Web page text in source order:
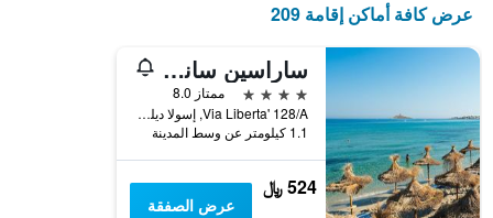
عرض كافة أماكن إقامة 209
ساراسين ساندز هوتل آند كونغريس سنتر
4 نجوم
ممتاز 8.0
Via Liberta' 128/A, إسولا ديلي فيمين, صقلية, إيطاليا
1.1 كيلومتر عن وسط المدينة
524 ﷼
عرض الصفقة